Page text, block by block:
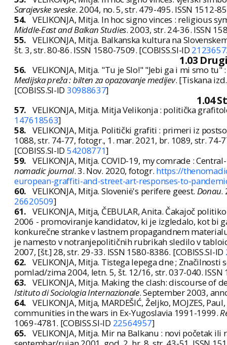
Sarajevske sveske. 2004, no. 5, str. 479-495. ISSN 1512-
54. VELIKONJA, Mitja. In hoc signo vinces : religious
Middle-East and Balkan Studies. 2003, str. 24-36. ISSN
55. VELIKONJA, Mitja. Balkanska kultura na
št. 3, str. 80-86. ISSN 1580-7509. [COBISS.SI-ID
1.03
56. VELIKONJA, Mitja. "Tu je Slo!" "Jebi ga i mi smo
Medijska preža : bilten za opazovanje medijev. [Tiskana
[COBISS.SI-ID 30988637]
1.04
57. VELIKONJA, Mitja. Mitja Velikonja : politička
147618563]
58. VELIKONJA, Mitja. Politički grafiti : primeri iz
1088, str. 74-77, fotogr., 1. mar. 2021, br. 1089, str.
[COBISS.SI-ID 54208771]
59. VELIKONJA, Mitja. COVID-19, my comrade :
nomadic journal. 3. Nov. 2020, fotogr. https://
european-graffiti-and-street-art-responses-to-
60. VELIKONJA, Mitja. Slovenië's perifere geest. Donau.
26620509]
61. VELIKONJA, Mitja, ČEBULAR, Anita. Čakajoč
2006 - promoviranje kandidatov, ki je izgledalo, kot bi
konkurečne stranke v lastnem propagandnem
je namesto v notranjepolitičnih rubrikah sledilo v
2007, [št.] 28, str. 29-33. ISSN 1580-8386. [COBISS.SI-ID
62. VELIKONJA, Mitja. Tistega lepega dne ;
pomlad/zima 2004, letn. 5, št. 12/16, str. 037-040. ISSN
63. VELIKONJA, Mitja. Making the clash: discourse
Istituto di Sociologia Internazionale. September 2003,
64. VELIKONJA, Mitja, MARDEŠIĆ, Željko, MOJZES,
communities in the wars in Ex-Yugoslavia 1991-1999.
1069-4781. [COBISS.SI-ID 22564957]
65. VELIKONJA, Mitja. Mir na Balkanu : novi početak